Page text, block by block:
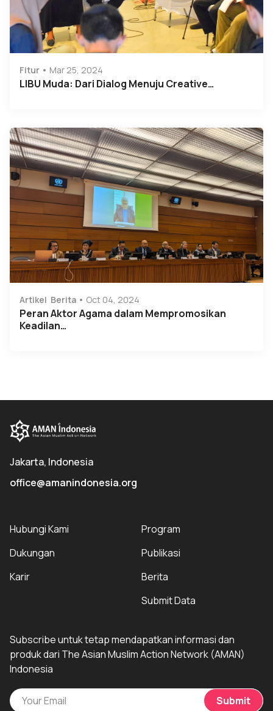
Fitur Mar 25, 2024
LIBU Muda: Dari Dialog Menuju Creative…
Artikel Berita Oct 04, 2024
Peran Aktor Agama dalam Mempromosikan
Keadilan…
Jakarta, Indonesia
office@amanindonesia.org
Hubungi Kami
Dukungan
Karir
Program
Publikasi
Berita
Submit Data
Subscribe untuk tetap mendapatkan informasi dan
produk dari The Asian Muslim Action Network (AMAN)
Indonesia
Submit